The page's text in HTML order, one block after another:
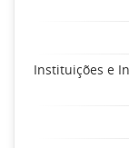
Instituições e